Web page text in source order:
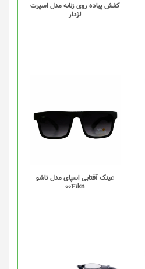
کفش پیاده روی زنانه مدل اسپرت
لژدار
گزینه
ها
عینک آفتابی اسپای مدل تاشو
0041kn